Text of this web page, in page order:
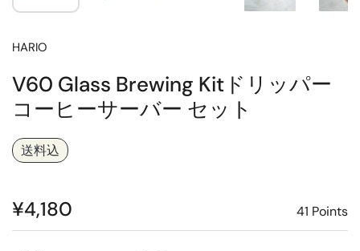
HARIO
V60 Glass Brewing Kitドリッパー
コーヒーサーバー セット
送料込
¥4,180 41 Points